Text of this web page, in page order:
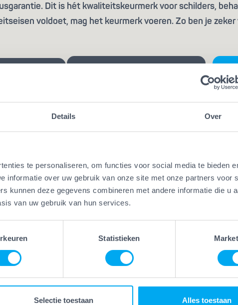
Details Over
te personaliseren, om functies voor social media te bieden
informatie over uw gebruik van onze site met onze partners voor
kunnen deze gegevens combineren met andere informatie die u
van uw gebruik van hun services.
Statistieken
Selectie toestaan Alles toestaan
Dit is hét kwaliteitskeurmerk voor schilders,
voldoet, mag het keurmerk voeren. Zo ben je zeker
werken
en/of
Geen
Vakwerk Plus
Kwaliteitsgarantie
Vakwerk Plus-bedrijven
leveren kwaliteit die blijft. Met
jarenlange garantie op het
werk kies je voor rust en
blijft goed, ook lang nadat de